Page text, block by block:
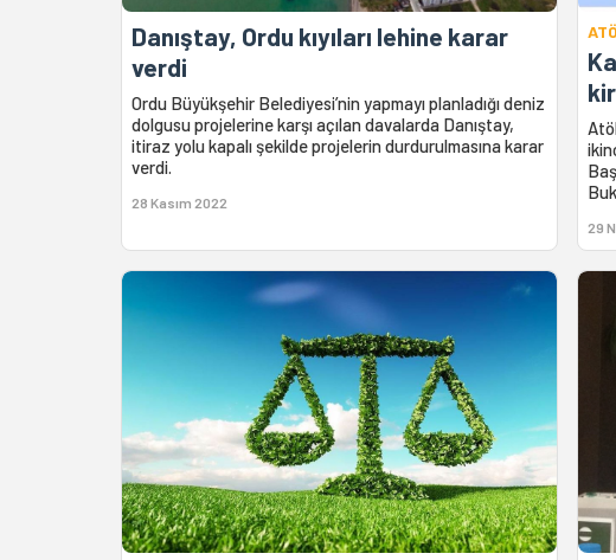
Danıştay, Ordu kıyıları lehine karar
verdi
Ordu Büyükşehir Belediyesi’nin yapmayı planladığı deniz
dolgusu projelerine karşı açılan davalarda Danıştay,
itiraz yolu kapalı şekilde projelerin durdurulmasına karar
verdi.
28 Kasım 2022
29